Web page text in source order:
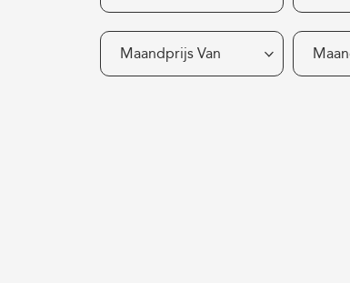
Maandprijs Van